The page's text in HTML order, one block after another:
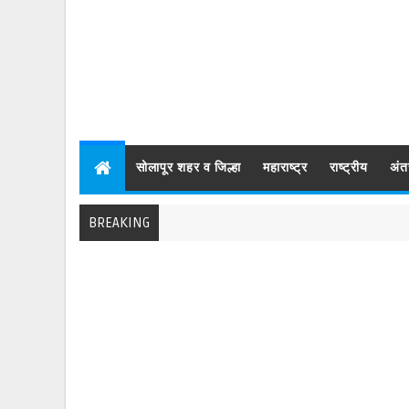
सोलापूर शहर व जिल्हा महाराष्ट्र राष्ट्रीय
BREAKING